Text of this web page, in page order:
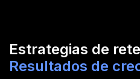
Estrategias de
Resultados de